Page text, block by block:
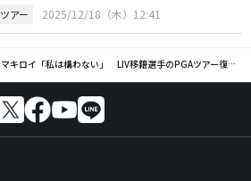
アー 2025/12/18（木）12:41
マキロイ「私は構わない」 LIV移籍選手のPGAツアー復帰に理解